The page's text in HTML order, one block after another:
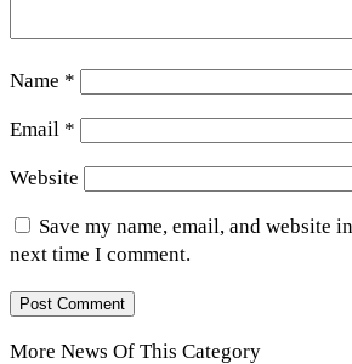
Name *
Email *
Website
Save my name, email, and website
next time I comment.
More News Of This Category